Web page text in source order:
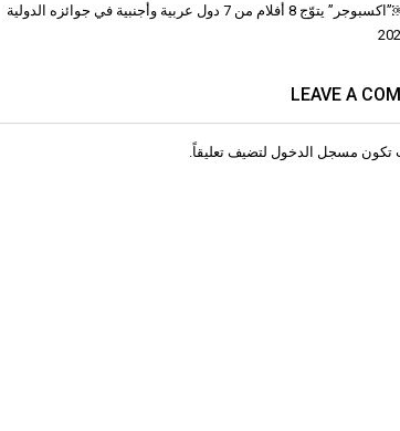
￼￼￼￼”اكسبوجر” يتوّج 8 أفلام من 7 دول عربية وأجنبية في جوائزه الدولية
LEAVE A
تكون مسجل الدخول لتضيف تعليقاً.